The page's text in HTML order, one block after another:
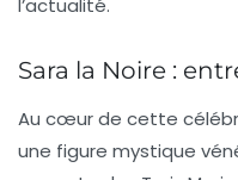
Sara la Noire :
Au cœur de cette
une figure mystique